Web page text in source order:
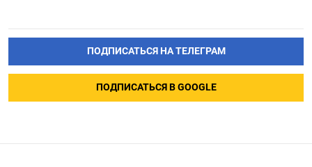
ПОДПИСАТЬСЯ НА ТЕЛЕГРАМ
ПОДПИСАТЬСЯ В GOOGLE